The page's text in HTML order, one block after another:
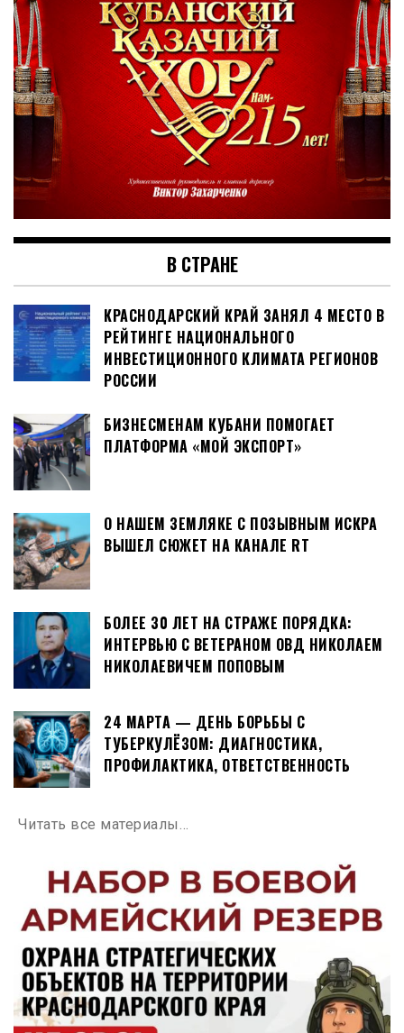
В СТРАНЕ
КРАСНОДАРСКИЙ КРАЙ ЗАНЯЛ 4 МЕСТО В
РЕЙТИНГЕ НАЦИОНАЛЬНОГО
ИНВЕСТИЦИОННОГО КЛИМАТА РЕГИОНОВ
РОССИИ
БИЗНЕСМЕНАМ КУБАНИ ПОМОГАЕТ
ПЛАТФОРМА «МОЙ ЭКСПОРТ»
О НАШЕМ ЗЕМЛЯКЕ С ПОЗЫВНЫМ ИСКРА
ВЫШЕЛ СЮЖЕТ НА КАНАЛЕ RT
БОЛЕЕ 30 ЛЕТ НА СТРАЖЕ ПОРЯДКА:
ИНТЕРВЬЮ С ВЕТЕРАНОМ ОВД НИКОЛАЕМ
НИКОЛАЕВИЧЕМ ПОПОВЫМ
24 МАРТА — ДЕНЬ БОРЬБЫ С
ТУБЕРКУЛЁЗОМ: ДИАГНОСТИКА,
ПРОФИЛАКТИКА, ОТВЕТСТВЕННОСТЬ
Читать все материалы…